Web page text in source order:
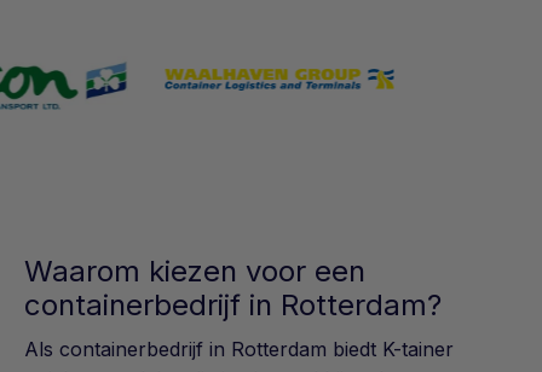
Waarom kiezen voor een
containerbedrijf in Rotterdam?
Als containerbedrijf in Rotterdam biedt K-tainer